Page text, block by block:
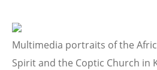
Multimedia portraits of the
Spirit and the Coptic Church in